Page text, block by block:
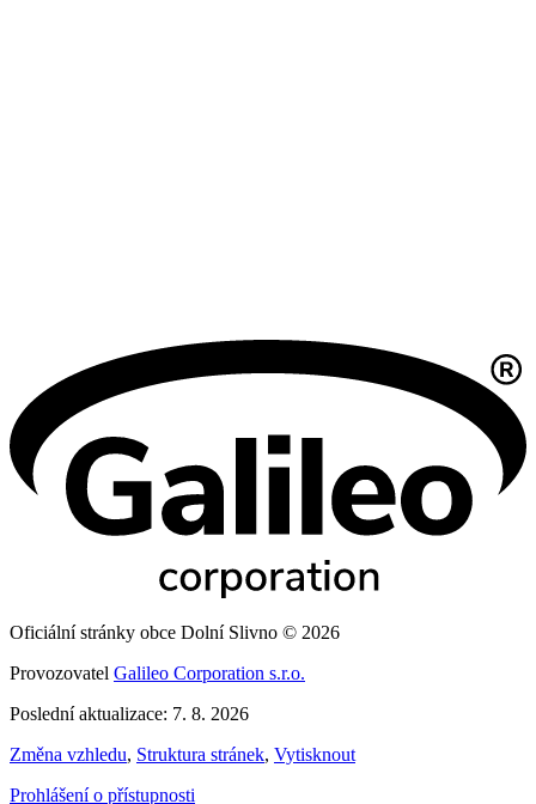
Oficiální stránky obce Dolní Slivno © 2026
Provozovatel Galileo Corporation s.r.o.
Poslední aktualizace: 7. 8. 2026
Změna vzhledu, Struktura stránek, Vytisknout
Prohlášení o přístupnosti